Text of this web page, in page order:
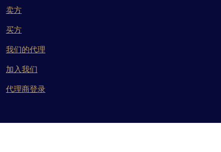
卖方
买方
我们的代理
加入我们
代理商登录